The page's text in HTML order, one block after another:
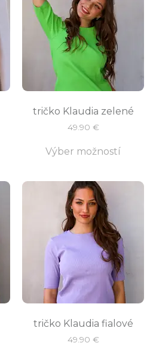
tričko Klaudia zelené
49.90 €
Výber možností
tričko Klaudia fialové
49.90 €